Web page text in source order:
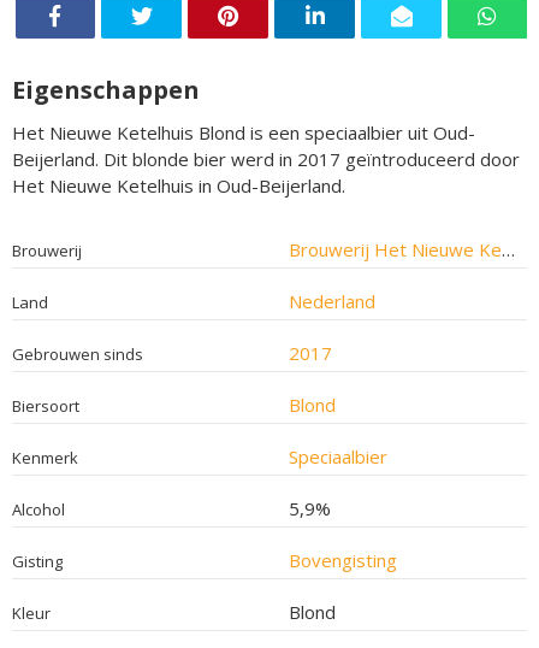
Eigenschappen
Het Nieuwe Ketelhuis Blond is een speciaalbier uit Oud-
Beijerland. Dit blonde bier werd in 2017 geïntroduceerd door
Het Nieuwe Ketelhuis in Oud-Beijerland.
Brouwerij Brouwerij Het Nieuwe Ketelhuis
Land Nederland
Gebrouwen sinds 2017
Biersoort Blond
Kenmerk Speciaalbier
Alcohol 5,9%
Gisting Bovengisting
Kleur Blond